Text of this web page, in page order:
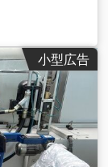
小型広告